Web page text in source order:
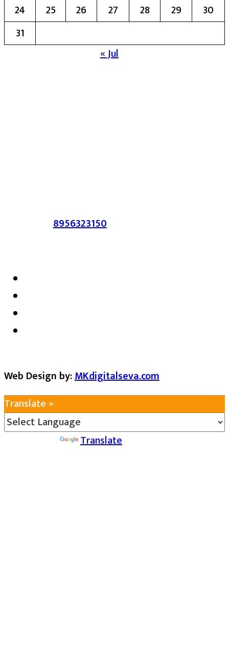
24
25 26 27 28 29
30
31
« Jul
संपर्क :-8956323150/ ईमेल :-
Web Design by:MKdigitalseva.com
Translate »
Translate